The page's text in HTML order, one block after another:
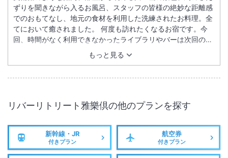
もっと見る
ずりを聞きながら入るお風呂、スタッフの皆様の絶妙な距離感
でのおもてなし、地元の食材を利用した洗練されたお料理。全
てにおいて癒されました。 何度も訪れたくなるお宿です。今
回、時間がなく利用できなかったライブラリやバーは次回のお
楽しみということで・・・。またお邪魔します。
リバーリトリート雅樂倶の他のプランを探す
新幹線・JR
付きプラン
航空券
付きプラン